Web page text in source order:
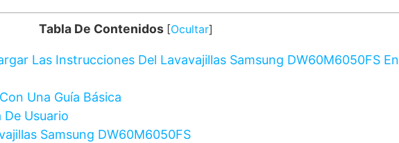
Tabla De Contenidos [Ocultar]
Las Instrucciones Del Lavavajillas Samsung DW60M6050FS En
Una Guía Básica
De Usuario
Samsung DW60M6050FS